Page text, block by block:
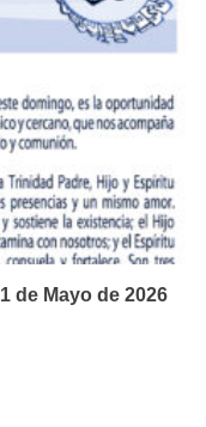
de Mayo de 2026